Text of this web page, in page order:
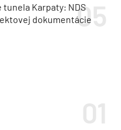
Karpaty: NDS
dokumentácie